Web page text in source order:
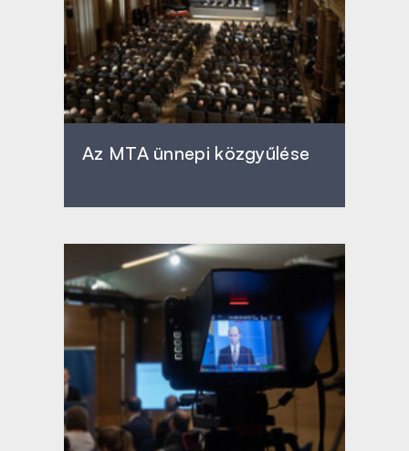
Az MTA ünnepi közgyűlése